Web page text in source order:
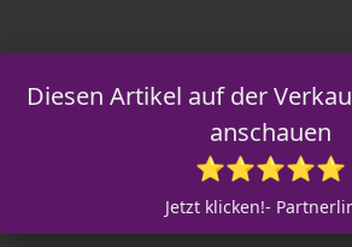
Diesen Artikel auf der
anschauen
⭐⭐⭐⭐⭐
Jetzt klicken!-